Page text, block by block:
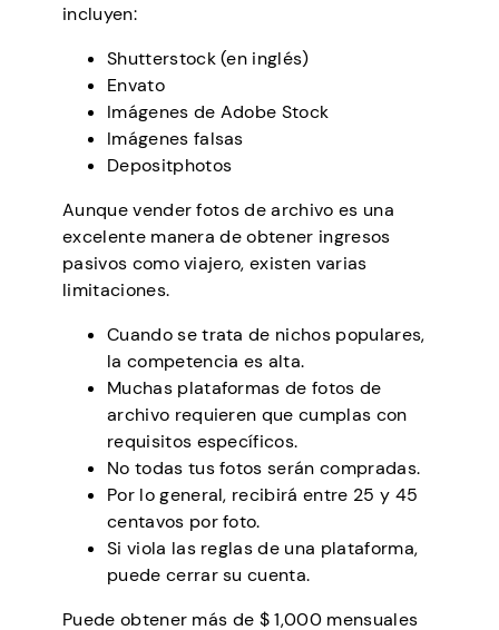
incluyen:
Shutterstock (en inglés)
Envato
Imágenes de Adobe Stock
Imágenes falsas
Depositphotos
Aunque vender fotos de archivo es una
excelente manera de obtener ingresos
pasivos como viajero, existen varias
limitaciones.
Cuando se trata de nichos populares,
la competencia es alta.
Muchas plataformas de fotos de
archivo requieren que cumplas con
requisitos específicos.
No todas tus fotos serán compradas.
Por lo general, recibirá entre 25 y 45
centavos por foto.
Si viola las reglas de una plataforma,
puede cerrar su cuenta.
Puede obtener más de $ 1,000 mensuales